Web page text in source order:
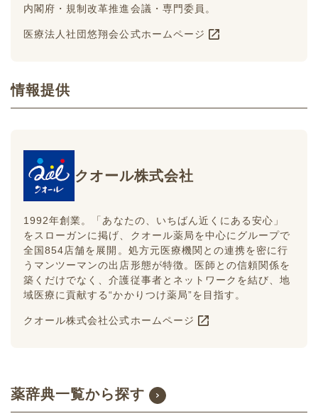
内閣府・規制改革推進会議・専門委員。
医療法人社団悠翔会公式ホームページ
情報提供
クオール株式会社
1992年創業。「あなたの、いちばん近くにある安心」
をスローガンに掲げ、クオール薬局を中心にグループで
全国854店舗を展開。処方元医療機関との連携を密に行
うマンツーマンの出店形態が特徴。医師との信頼関係を
築くだけでなく、介護従事者とネットワークを結び、地
域医療に貢献する“かかりつけ薬局”を目指す。
クオール株式会社公式ホームページ
薬辞典一覧から探す